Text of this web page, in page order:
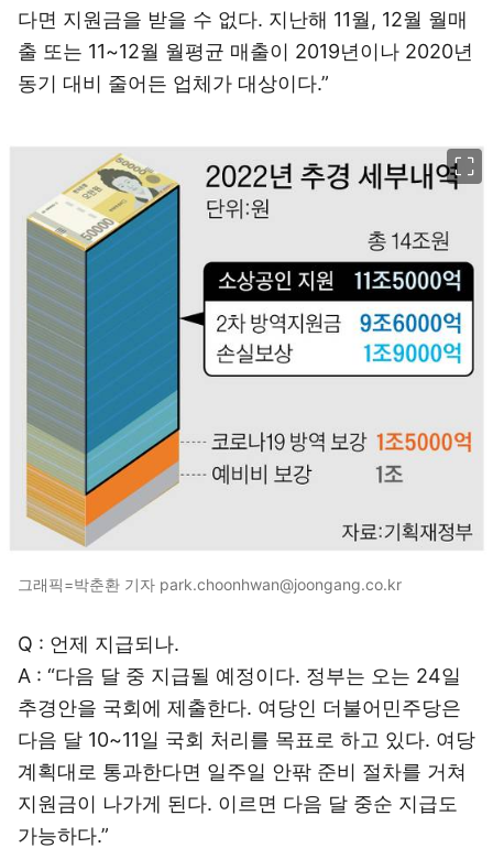
다면 지원금을 받을 수 없다. 지난해 11월, 12월 월매
출 또는 11~12월 월평균 매출이 2019년이나 2020년
동기 대비 줄어든 업체가 대상이다.”
그래픽=박춘환 기자 park.choonhwan@joongang.co.kr
Q : 언제 지급되나.
A : “다음 달 중 지급될 예정이다. 정부는 오는 24일
추경안을 국회에 제출한다. 여당인 더불어민주당은
다음 달 10~11일 국회 처리를 목표로 하고 있다. 여당
계획대로 통과한다면 일주일 안팎 준비 절차를 거쳐
지원금이 나가게 된다. 이르면 다음 달 중순 지급도
가능하다.”